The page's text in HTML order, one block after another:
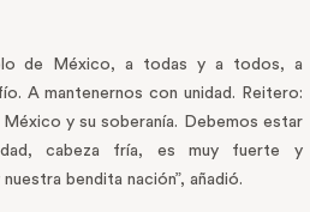
de México, a todas y a todos, a
A mantenernos con unidad. Reitero:
y su soberanía. Debemos estar
cabeza fría, es muy fuerte y
bendita nación”, añadió.